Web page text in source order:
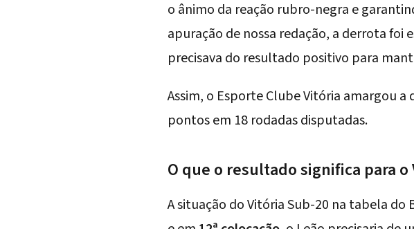
o ânimo da reação rubro-negra e
apuração de nossa redação, a derrota
precisava do resultado positivo para
Assim, o Esporte Clube Vitória amargou a
pontos em 18 rodadas disputadas.
O que o resultado significa para
A situação do Vitória Sub-20 na tabela do